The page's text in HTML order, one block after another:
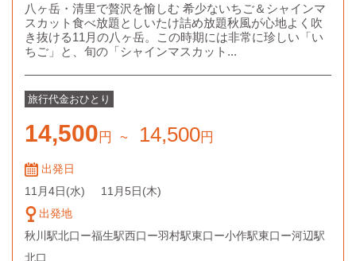
八ヶ岳・清里で贅沢を愉しむ 希少ないちご＆シャインマ
スカット食べ放題としいたけ詰め放題秋風が心地よく吹
き抜ける11月の八ヶ岳。この時期には非常に珍しい「い
ちご」と、旬の「シャインマスカット...
旅行代金おひとり
14,500円 ~ 14,500円
出発日
11月4日(水) 11月5日(木)
出発地
秋川駅北口ー福生駅西口ー羽村駅東口ー小作駅東口ー河辺駅
北口